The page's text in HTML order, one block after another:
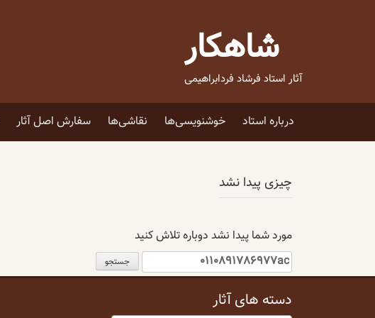
شاهکار
آثار استاد فرشاد فردابراهیمی
درباره استاد
خوشنویسی‌ها نقاشی‌ها سفارش اصل آثار
چیزی پیدا نشد
مورد شما پیدا نشد دوباره تلاش کنید
جستجو
برای:
دسته های آثار